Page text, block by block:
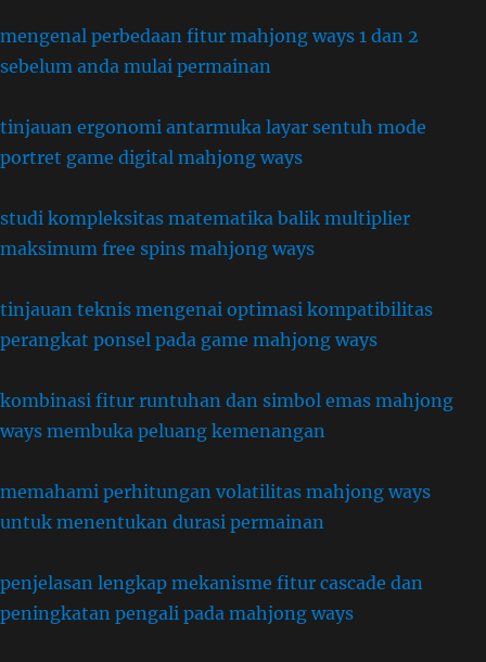
mengenal perbedaan fitur mahjong ways 1 dan 2
sebelum anda mulai permainan
tinjauan ergonomi antarmuka layar sentuh mode
portret game digital mahjong ways
studi kompleksitas matematika balik multiplier
maksimum free spins mahjong ways
tinjauan teknis mengenai optimasi kompatibilitas
perangkat ponsel pada game mahjong ways
kombinasi fitur runtuhan dan simbol emas mahjong
ways membuka peluang kemenangan
memahami perhitungan volatilitas mahjong ways
untuk menentukan durasi permainan
penjelasan lengkap mekanisme fitur cascade dan
peningkatan pengali pada mahjong ways